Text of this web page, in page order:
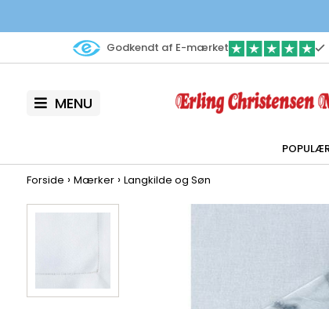
Godkendt af E-mærket
MENU
Forside › Mærker› Langkilde og Søn